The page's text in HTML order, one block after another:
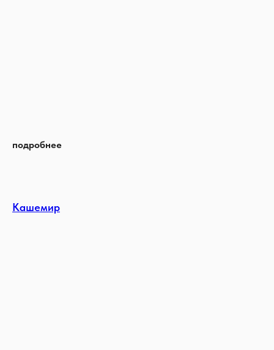
подробнее
Кашемир